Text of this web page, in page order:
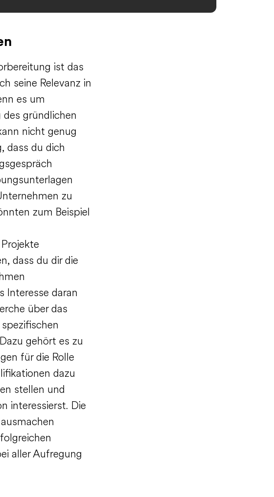
ist das
seine Relevanz in
es um
gründlichen
nicht genug
dass du dich
zu
zum Beispiel
dass du dir die
Interesse daran
über das
gehört es zu
für die Rolle
dazu
stellen und
interessierst. Die
aller Aufregung